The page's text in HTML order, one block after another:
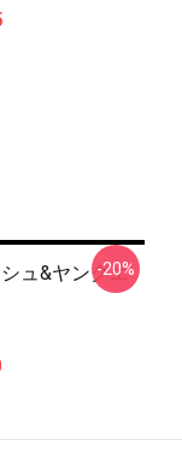
ュ&ヤングエ
-20%